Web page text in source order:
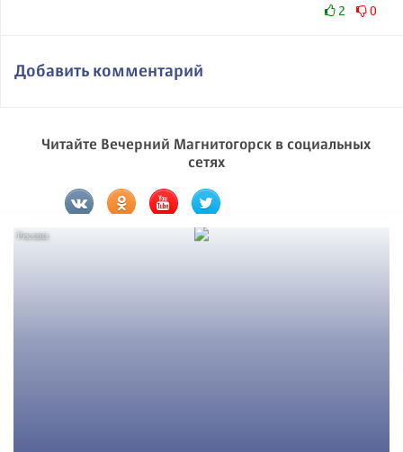
2 0
Добавить комментарий
Читайте Вечерний Магнитогорск в социальных
сетях